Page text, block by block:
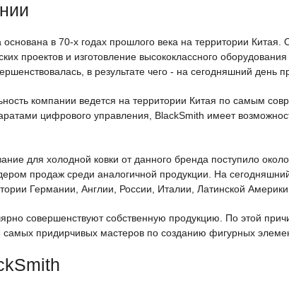
в 70-х годах прошлого века на территории
проектов и изготовление высококлассного
в результате чего - на сегодняшний день
компании ведется на территории Китая по самым
цифрового управления, BlackSmith имеет
для холодной ковки от данного бренда поступило
продаж среди аналогичной продукции. На
Германии, Англии, России, Италии, Латинской
совершенствуют собственную продукцию. По этой
самых придирчивых мастеров по созданию фигурных